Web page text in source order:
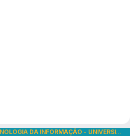
DA INFORMAÇÃO - UNIVERSIDADE DE SÃO PAULO